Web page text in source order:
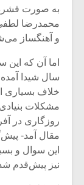
به صورت
محمدرضا لطفی
و آهنگساز
اما آن که
سال شیدا
خلاف بسیاری
مشکلات
روزگاری در
مقال آمد-
این سوال و
نیز پیش‌قدم